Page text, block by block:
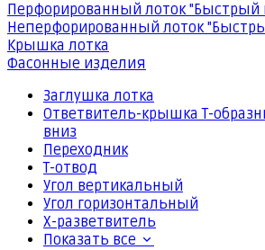
Перфорированный лоток "Быстрый
Неперфорированный лоток
Крышка лотка
Фасонные изделия
Заглушка лотка
Ответвитель-крышка Т-
вниз
Переходник
Т-отвод
Угол вертикальный
Угол горизонтальный
Х-разветвитель
Показать все